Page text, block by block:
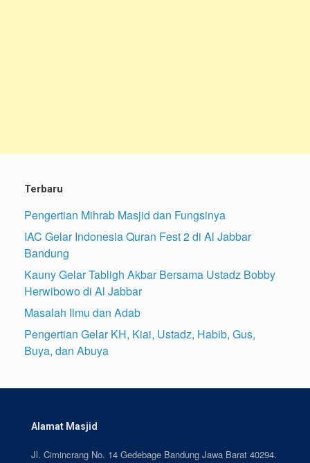
Terbaru
Pengertian Mihrab Masjid dan Fungsinya
IAC Gelar Indonesia Quran Fest 2 di Al Jabbar
Bandung
Kauny Gelar Tabligh Akbar Bersama Ustadz Bobby
Herwibowo di Al Jabbar
Masalah Ilmu dan Adab
Pengertian Gelar KH, Kiai, Ustadz, Habib, Gus,
Buya, dan Abuya
Alamat Masjid
Jl. Cimincrang No. 14 Gedebage Bandung Jawa Barat 40294.